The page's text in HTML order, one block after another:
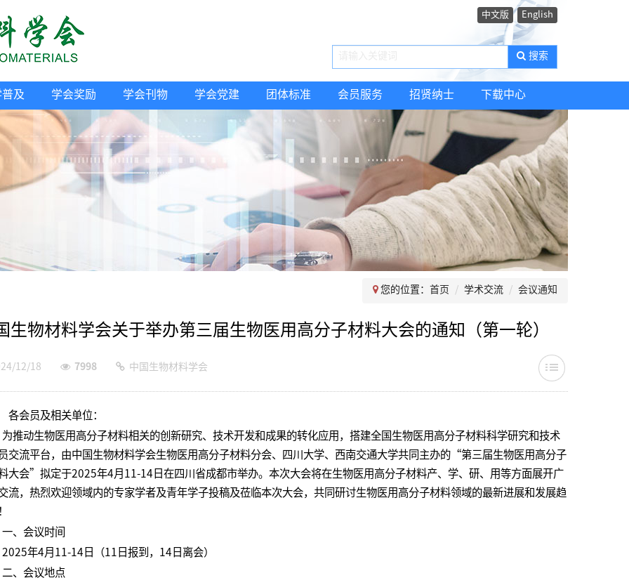
中文版 English
搜索
及 学会奖励 学会刊物 学会党建 团体标准 会员服务 招贤纳士 下载中心
您的位置： 首页 学术交流 会议通知
生物材料学会关于举办第三届生物医用高分子材料大会的通知（第一轮）
12/18 7998 中国生物材料学会
各会员及相关单位：
推动生物医用高分子材料相关的创新研究、技术开发和成果的转化应用，搭建全国生物医用高分子材料科学研究和技术
交流平台，由中国生物材料学会生物医用高分子材料分会、四川大学、西南交通大学共同主办的“第三届生物医用高分子
大会”拟定于2025年4月11-14日在四川省成都市举办。本次大会将在生物医用高分子材料产、学、研、用等方面展开广
流，热烈欢迎领域内的专家学者及青年学子投稿及莅临本次大会，共同研讨生物医用高分子材料领域的最新进展和发展趋
、会议时间
年4月11-14日（11日报到，14日离会）
、会议地点